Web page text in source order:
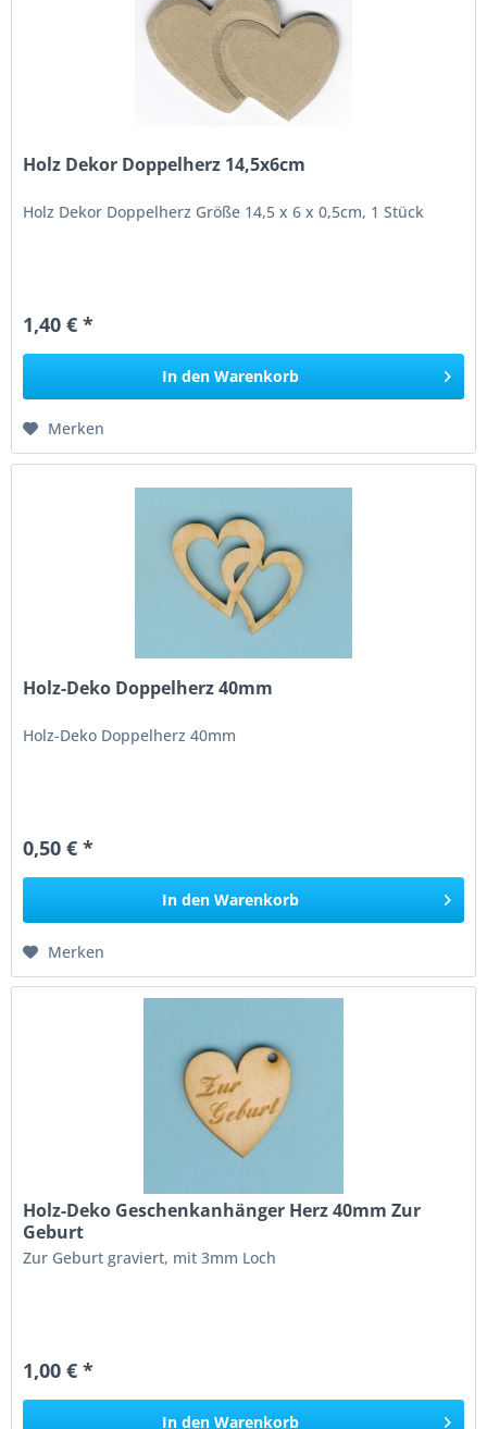
Holz Dekor Doppelherz 14,5x6cm
Holz Dekor Doppelherz Größe 14,5 x 6 x 0,5cm, 1 Stück
1,40 € *
In den Warenkorb
Merken
Holz-Deko Doppelherz 40mm
Holz-Deko Doppelherz 40mm
0,50 € *
In den Warenkorb
Merken
Holz-Deko Geschenkanhänger Herz 40mm Zur
Geburt
Zur Geburt graviert, mit 3mm Loch
1,00 € *
In den Warenkorb